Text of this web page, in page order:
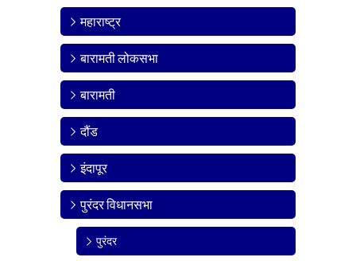
महाराष्ट्र
बारामती लोकसभा
बारामती
दौंड
इंदापूर
पुरंदर विधानसभा
पुरंदर